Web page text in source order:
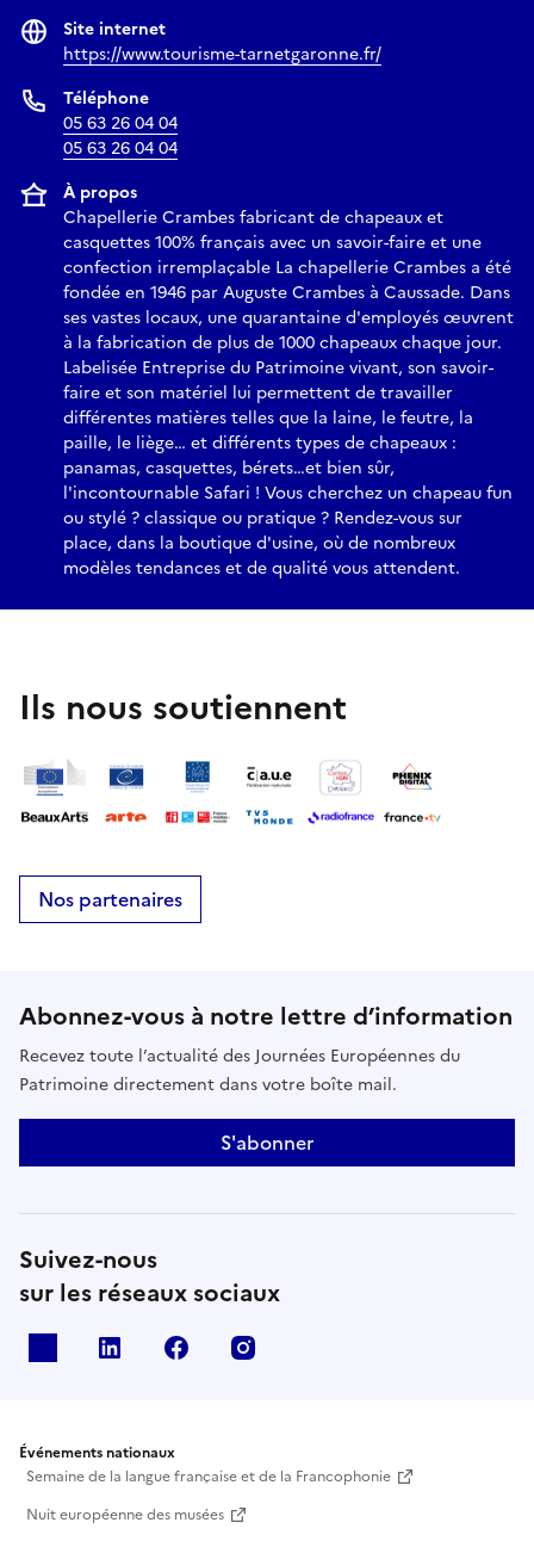
Site internet
https://www.tourisme-tarnetgaronne.fr/
Téléphone
05 63 26 04 04
05 63 26 04 04
À propos
Chapellerie Crambes fabricant de chapeaux et
casquettes 100% français avec un savoir-faire et une
confection irremplaçable La chapellerie Crambes a été
fondée en 1946 par Auguste Crambes à Caussade. Dans
ses vastes locaux, une quarantaine d'employés œuvrent
à la fabrication de plus de 1000 chapeaux chaque jour.
Labelisée Entreprise du Patrimoine vivant, son savoir-
faire et son matériel lui permettent de travailler
différentes matières telles que la laine, le feutre, la
paille, le liège… et différents types de chapeaux :
panamas, casquettes, bérets…et bien sûr,
l'incontournable Safari ! Vous cherchez un chapeau fun
ou stylé ? classique ou pratique ? Rendez-vous sur
place, dans la boutique d'usine, où de nombreux
modèles tendances et de qualité vous attendent.
Ils nous soutiennent
Nos partenaires
Abonnez-vous à notre lettre d’information
Recevez toute l’actualité des Journées Européennes du
Patrimoine directement dans votre boîte mail.
S'abonner
Suivez-nous
sur les réseaux sociaux
Linkedin Facebook
Événements nationaux
Semaine de la langue française et de la Francophonie
Nuit européenne des musées